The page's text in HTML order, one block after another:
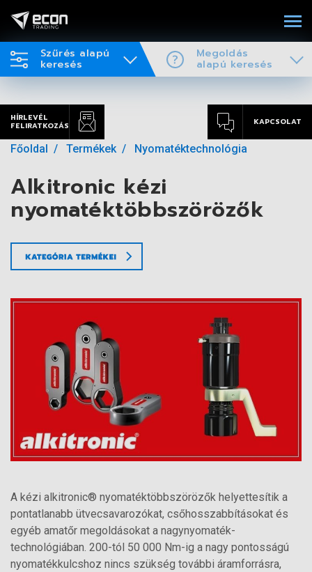
Szűrés alapú
keresés
Megoldás
alapú keresés
HÍRLEVÉL
FELIRATKOZÁS
KAPCSOLAT
Főoldal Termékek Nyomatéktechnológia
Alkitronic kézi
nyomatéktöbbszörözők
A kézi alkitronic® nyomatéktöbbszörözők helyettesítik a
pontatlanabb ütvecsavarozókat, csőhosszabbításokat és
egyéb amatőr megoldásokat a nagynyomaték-
technológiában. 200-tól 50 000 Nm-ig a nagy pontosságú
nyomatékkulcshoz nincs szükség további áramforrásra,